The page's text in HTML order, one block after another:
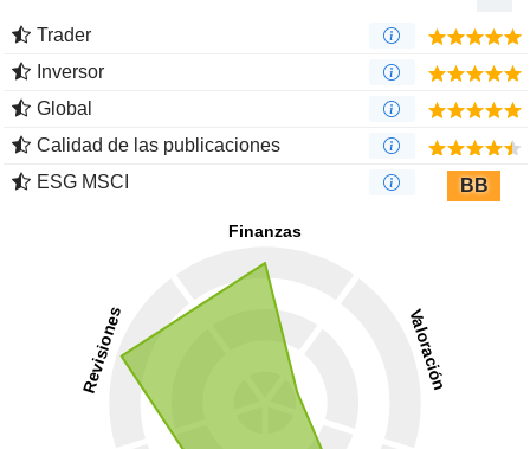
Trader
Inversor
Global
Calidad de las publicaciones
ESG MSCI
BB